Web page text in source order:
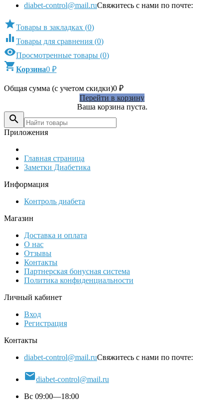
diabet-control@mail.ruСвяжитесь с нами по почте:
Товары в закладках (0)
 Товары для сравнения (0)
Просмотренные товары (0)
Корзина0 ₽
Общая сумма (с учетом скидки)0 ₽
Перейти в корзину
Ваша корзина пуста.

Приложения
Главная страница
Заметки Диабетика
Информация
Контроль диабета
Магазин
Доставка и оплата
О нас
Отзывы
Контакты
Партнерская бонусная система
Политика конфиденциальности
Личный кабинет
Вход
Регистрация
Контакты
diabet-control@mail.ruСвяжитесь с нами по почте:
diabet-control@mail.ru
Вс 09:00—18:00